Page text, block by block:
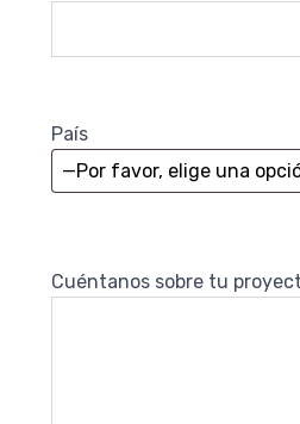
País
Cuéntanos sobre tu